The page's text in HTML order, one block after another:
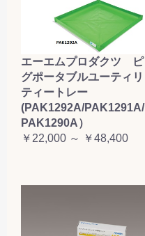
エーエムプロダクツ ピ
グポータブルユーティリ
ティートレー
(PAK1292A/PAK1291A/
PAK1290A）
￥22,000 ～ ￥48,400